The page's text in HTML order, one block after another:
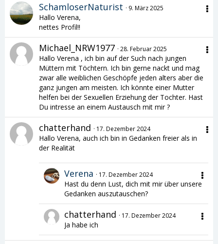
SchamloserNaturist 9. März 2025
Hallo Verena,
nettes Profil!!
Michael_NRW1977 28. Februar 2025
Hallo Verena , ich bin auf der Such nach jungen
Müttern mit Töchtern. Ich bin gerne nackt und mag
zwar alle weiblichen Geschöpfe jeden alters aber die
ganz jungen am meisten. Ich könnte einer Mutter
helfen bei der Sexuellen Erziehung der Tochter. Hast
Du intresse an einem Austausch mit mir ?
chatterhand 17. Dezember 2024
Hallo Verena, auch ich bin in Gedanken freier als in
der Realität
Verena 17. Dezember 2024
Hast du denn Lust, dich mit mir über unsere
Gedanken auszutauschen?
chatterhand 17. Dezember 2024
Ja habe ich